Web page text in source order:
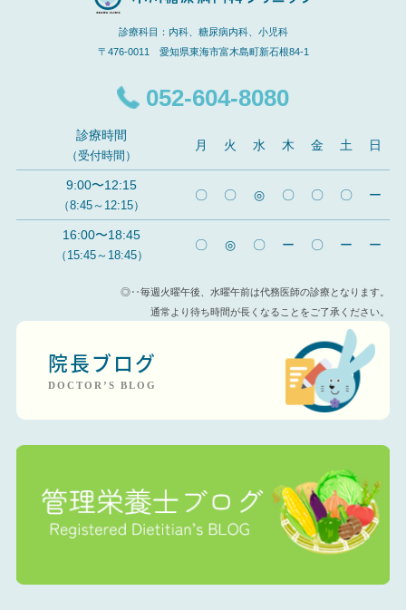
診療科目：内科、糖尿病内科、小児科
〒476-0011 愛知県東海市富木島町新石根84-1
052-604-8080
診療時間
（受付時間）
月 火 水 木 金 土 日
9:00〜12:15
（8:45～12:15）
〇 〇 ◎ 〇 〇 〇 ー
16:00〜18:45
（15:45～18:45）
〇 ◎ 〇 ー 〇 ー ー
◎‥毎週火曜午後、水曜午前は代務医師の診療となります。
通常より待ち時間が長くなることをご了承ください。
院長ブログ
DOCTOR’S BLOG